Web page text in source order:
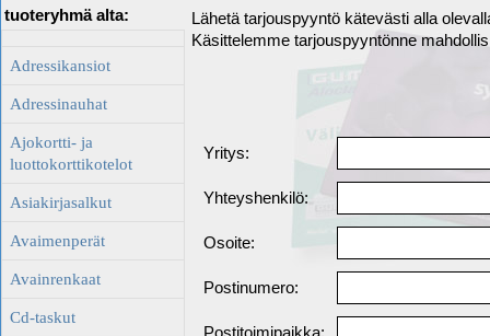
tuoteryhmä alta:
Adressikansiot
Adressinauhat
Ajokortti- ja
luottokorttikotelot
Asiakirjasalkut
Avaimenperät
Avainrenkaat
Cd-taskut
Lähetä tarjouspyyntö kätevästi alla
Käsittelemme tarjouspyyntönne
Yritys:
Yhteyshenkilö:
Osoite:
Postinumero:
Postitoimipaikka: